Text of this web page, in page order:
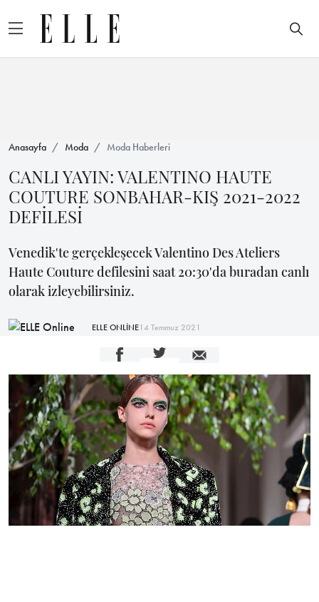
Anasayfa Moda Moda Haberleri
CANLI YAYIN: VALENTINO HAUTE
COUTURE SONBAHAR-KIŞ 2021-2022
DEFİLESİ
Venedik'te gerçekleşecek Valentino Des Ateliers
Haute Couture defilesini saat 20:30'da buradan canlı
olarak izleyebilirsiniz.
ELLE ONLİNE14 Temmuz 2021